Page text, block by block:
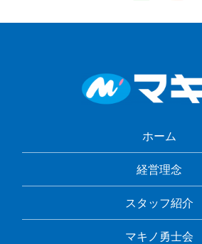
ホーム
経営理念
スタッフ紹介
マキノ勇士会